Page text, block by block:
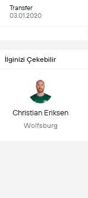
Transfer
03.01.2020
İlginizi Çekebilir
Christian Eriksen
Wolfsburg